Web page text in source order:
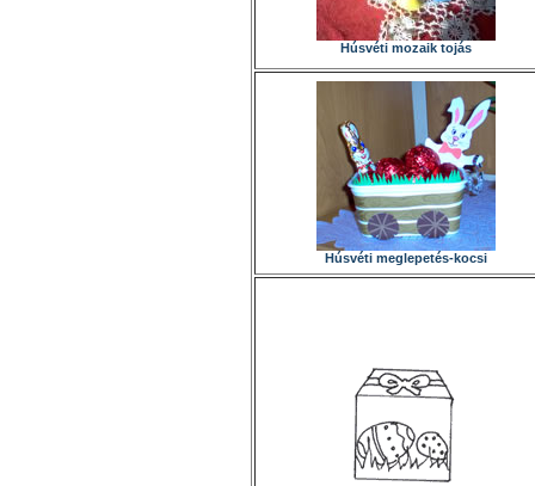
Húsvéti mozaik tojás
Húsvéti meglepetés-kocsi